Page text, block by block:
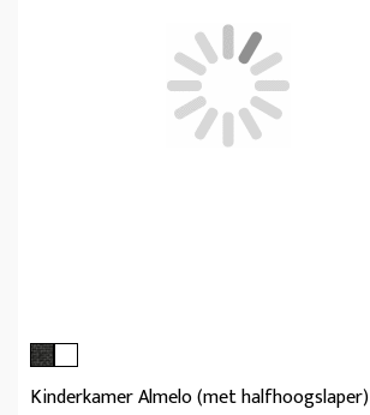
Kinderkamer Almelo (met halfhoogslaper)